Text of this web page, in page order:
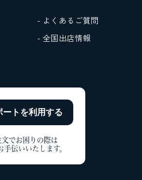
- よくあるご質問
- 全国出店情報
ートを利用する
でお困りの際は
手伝いいたします。